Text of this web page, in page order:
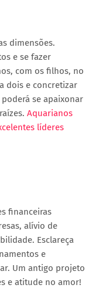
dimensões.
e se fazer
com os filhos, no
dois e concretizar
se apaixonar
Aquarianos
líderes
financeiras
alívio de
Esclareça
e
Um antigo projeto
e atitude no amor!